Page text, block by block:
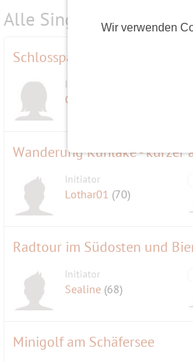
Wir verwenden
Alle Single-Events am
Schlosspark Wiesenburg
Initiatorin
Gisela
Wanderung Kuhlake - kürzer
Initiator
Lothar01 (70)
Radtour im Südosten und
Initiator
Sealine (68)
Minigolf am Schäfersee